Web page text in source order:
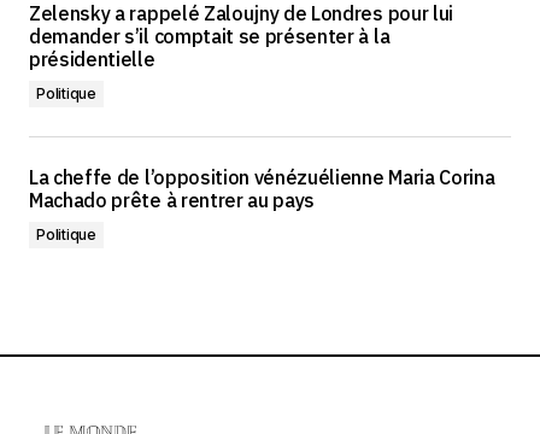
Zelensky a rappelé Zaloujny de Londres pour lui
demander s’il comptait se présenter à la
présidentielle
Politique
La cheffe de l’opposition vénézuélienne Maria Corina
Machado prête à rentrer au pays
Politique